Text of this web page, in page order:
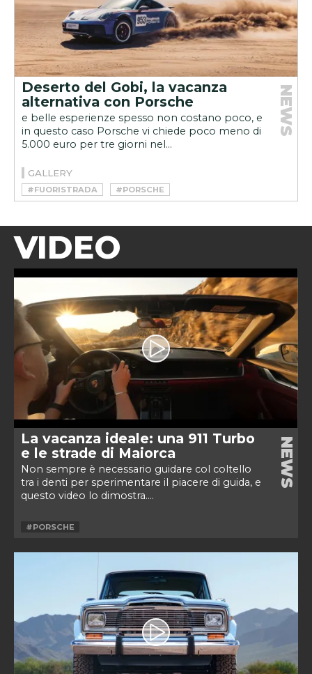
Deserto del Gobi, la vacanza
alternativa con Porsche
e belle esperienze spesso non costano poco, e
in questo caso Porsche vi chiede poco meno di
5.000 euro per tre giorni nel...
NEWS
GALLERY
#FUORISTRADA #PORSCHE
VIDEO
La vacanza ideale: una 911 Turbo
e le strade di Maiorca
Non sempre è necessario guidare col coltello
tra i denti per sperimentare il piacere di guida, e
questo video lo dimostra....
NEWS
#PORSCHE